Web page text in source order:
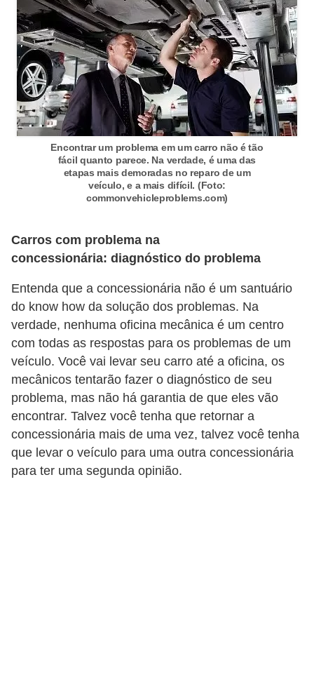
Encontrar um problema em um carro não é tão
fácil quanto parece. Na verdade, é uma das
etapas mais demoradas no reparo de um
veículo, e a mais difícil. (Foto:
commonvehicleproblems.com)
Carros com problema na
concessionária: diagnóstico do problema
Entenda que a concessionária não é um santuário
do know how da solução dos problemas. Na
verdade, nenhuma oficina mecânica é um centro
com todas as respostas para os problemas de um
veículo. Você vai levar seu carro até a oficina, os
mecânicos tentarão fazer o diagnóstico de seu
problema, mas não há garantia de que eles vão
encontrar. Talvez você tenha que retornar a
concessionária mais de uma vez, talvez você tenha
que levar o veículo para uma outra concessionária
para ter uma segunda opinião.
o
d
e
a
c
e
s
o
s
a
u
t
o
m
o
t
i
v
o